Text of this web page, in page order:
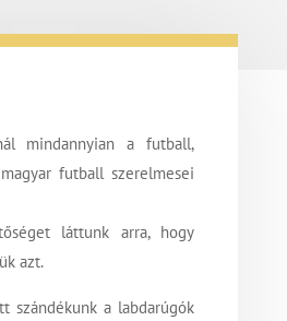
mindannyian a futball,
futball szerelmesei
láttunk arra, hogy
azt.
szándékunk a labdarúgók